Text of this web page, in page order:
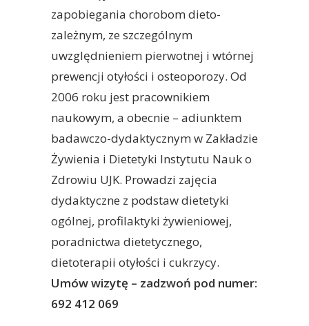
zapobiegania chorobom dieto-
zależnym, ze szczególnym
uwzględnieniem pierwotnej i wtórnej
prewencji otyłości i osteoporozy. Od
2006 roku jest pracownikiem
naukowym, a obecnie – adiunktem
badawczo-dydaktycznym w Zakładzie
Żywienia i Dietetyki Instytutu Nauk o
Zdrowiu UJK. Prowadzi zajęcia
dydaktyczne z podstaw dietetyki
ogólnej, profilaktyki żywieniowej,
poradnictwa dietetycznego,
dietoterapii otyłości i cukrzycy.
Umów wizytę – zadzwoń pod numer:
692 412 069